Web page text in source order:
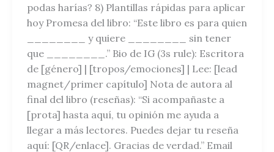
podas harías? 8) Plantillas rápidas para aplicar
hoy Promesa del libro: “Este libro es para quien
________ y quiere ________ sin tener
que ________.” Bio de IG (3s rule): Escritora
de [género] | [tropos/emociones] | Lee: [lead
magnet/primer capítulo] Nota de autora al
final del libro (reseñas): “Si acompañaste a
[prota] hasta aquí, tu opinión me ayuda a
llegar a más lectores. Puedes dejar tu reseña
aquí: [QR/enlace]. Gracias de verdad.” Email